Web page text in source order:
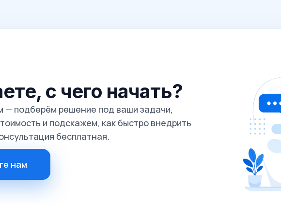
с чего начать?
— подберём решение под ваши задачи,
и подскажем, как быстро внедрить
бесплатная.
нам